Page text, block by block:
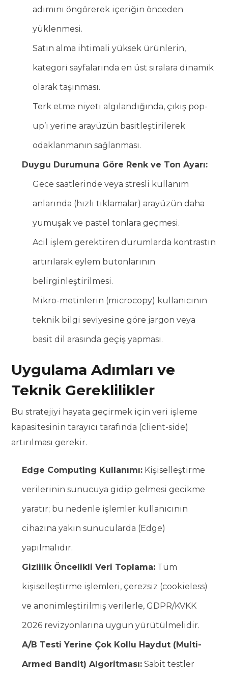
adımını öngörerek içeriğin önceden
yüklenmesi.
Satın alma ihtimali yüksek ürünlerin,
kategori sayfalarında en üst sıralara dinamik
olarak taşınması.
Terk etme niyeti algılandığında, çıkış pop-
up’ı yerine arayüzün basitleştirilerek
odaklanmanın sağlanması.
Duygu Durumuna Göre Renk ve Ton Ayarı:
Gece saatlerinde veya stresli kullanım
anlarında (hızlı tıklamalar) arayüzün daha
yumuşak ve pastel tonlara geçmesi.
Acil işlem gerektiren durumlarda kontrastın
artırılarak eylem butonlarının
belirginleştirilmesi.
Mikro-metinlerin (microcopy) kullanıcının
teknik bilgi seviyesine göre jargon veya
basit dil arasında geçiş yapması.
Uygulama Adımları ve
Teknik Gereklilikler
Bu stratejiyi hayata geçirmek için veri işleme
kapasitesinin tarayıcı tarafında (client-side)
artırılması gerekir.
Edge Computing Kullanımı: Kişiselleştirme
verilerinin sunucuya gidip gelmesi gecikme
yaratır; bu nedenle işlemler kullanıcının
cihazına yakın sunucularda (Edge)
yapılmalıdır.
Gizlilik Öncelikli Veri Toplama: Tüm
kişiselleştirme işlemleri, çerezsiz (cookieless)
ve anonimleştirilmiş verilerle, GDPR/KVKK
2026 revizyonlarına uygun yürütülmelidir.
A/B Testi Yerine Çok Kollu Haydut (Multi-
Armed Bandit) Algoritması: Sabit testler